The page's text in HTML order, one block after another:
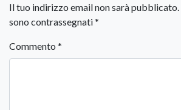
Il tuo indirizzo email non sarà pubblicato.
sono contrassegnati*
Commento *